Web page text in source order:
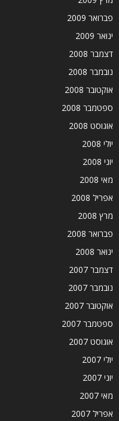
פברואר 2009
ינואר 2009
דצמבר 2008
נובמבר 2008
אוקטובר 2008
ספטמבר 2008
אוגוסט 2008
יולי 2008
יוני 2008
מאי 2008
אפריל 2008
מרץ 2008
פברואר 2008
ינואר 2008
דצמבר 2007
נובמבר 2007
אוקטובר 2007
ספטמבר 2007
אוגוסט 2007
יולי 2007
יוני 2007
מאי 2007
אפריל 2007